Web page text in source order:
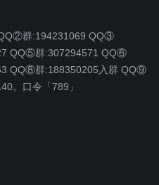
群:194231069 QQ③
QQ⑤群:307294571 QQ⑥
QQ⑧群:188350205入群 QQ⑨
。口令「789」